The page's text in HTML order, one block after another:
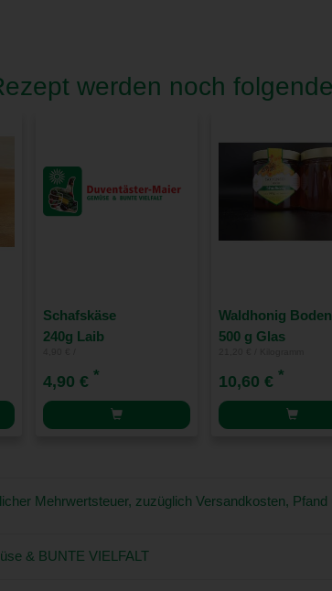
werden noch
Schafskäse
240g Laib
4,90 € *
Waldhonig
500 g Glas
10,60 € *
Mehrwertsteuer, zuzüglich Versandkosten,
& BUNTE VIELFALT